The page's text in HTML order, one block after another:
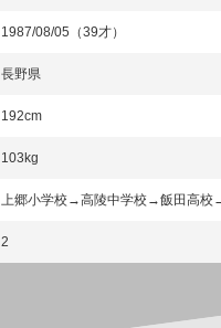
1987/08/05（39才）
長野県
192cm
103kg
上郷小学校→高陵中学校→飯田高校
2